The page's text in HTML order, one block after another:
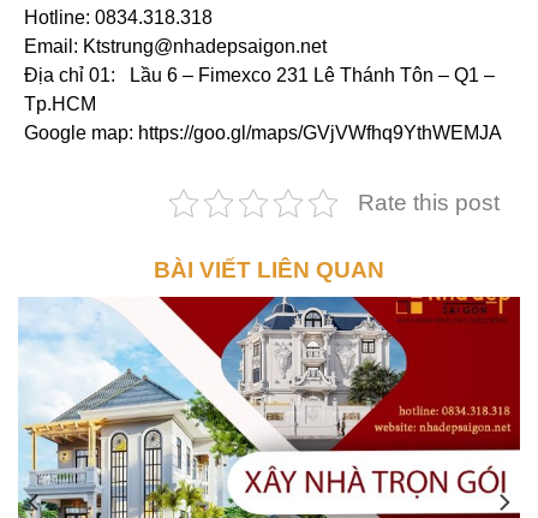
Hotline: 0834.318.318
Email: Ktstrung@nhadepsaigon.net
Địa chỉ 01: Lầu 6 – Fimexco 231 Lê Thánh Tôn – Q1 –
Tp.HCM
Google map: https://goo.gl/maps/GVjVWfhq9YthWEMJA
Rate this post
BÀI VIẾT LIÊN QUAN